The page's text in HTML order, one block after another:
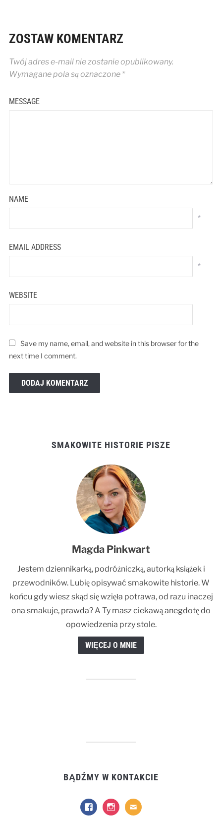
ZOSTAW KOMENTARZ
Twój adres e-mail nie zostanie opublikowany.
Wymagane pola są oznaczone *
MESSAGE
NAME
*
EMAIL ADDRESS
*
WEBSITE
Save my name, email, and website in this browser for the
next time I comment.
SMAKOWITE HISTORIE PISZE
Magda Pinkwart
Jestem dziennikarką, podróżniczką, autorką książek i
przewodników. Lubię opisywać smakowite historie. W
końcu gdy wiesz skąd się wzięła potrawa, od razu inaczej
ona smakuje, prawda? A Ty masz ciekawą anegdotę do
opowiedzenia przy stole.
WIĘCEJ O MNIE
BĄDŹMY W KONTAKCIE
facebookinstagram
mail